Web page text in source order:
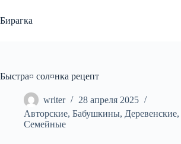
к
сути
Бирагка
Быстра¤ сол¤нка рецепт
writer
28 апреля 2025
Авторские, Бабушкины, Деревенские,
Семейные